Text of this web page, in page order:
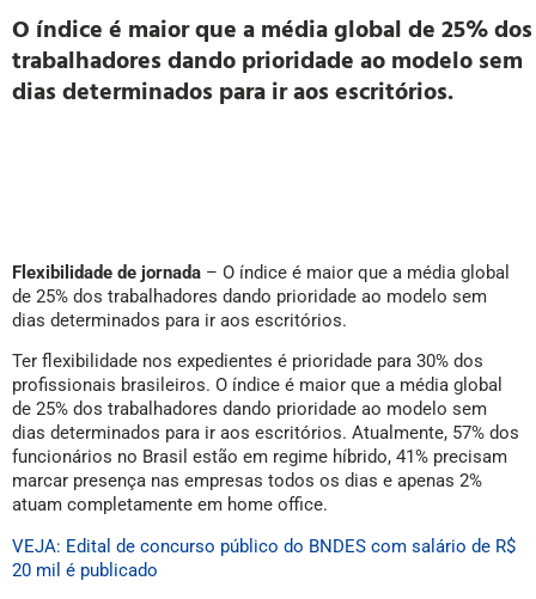
O índice é maior que a média global de 25% dos
trabalhadores dando prioridade ao modelo sem
dias determinados para ir aos escritórios.
Flexibilidade de jornada – O índice é maior que a média global
de 25% dos trabalhadores dando prioridade ao modelo sem
dias determinados para ir aos escritórios.
Ter flexibilidade nos expedientes é prioridade para 30% dos
profissionais brasileiros. O índice é maior que a média global
de 25% dos trabalhadores dando prioridade ao modelo sem
dias determinados para ir aos escritórios. Atualmente, 57% dos
funcionários no Brasil estão em regime híbrido, 41% precisam
marcar presença nas empresas todos os dias e apenas 2%
atuam completamente em home office.
VEJA: Edital de concurso público do BNDES com salário de R$
20 mil é publicado